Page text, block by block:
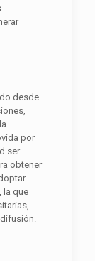
desde
por
ser
obtener
la que